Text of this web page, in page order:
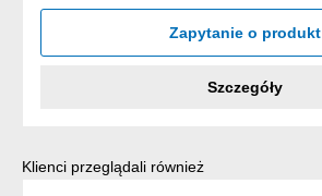
Zapytanie o produkt
Szczegóły
Pomiń galerię produktów
Klienci przeglądali również